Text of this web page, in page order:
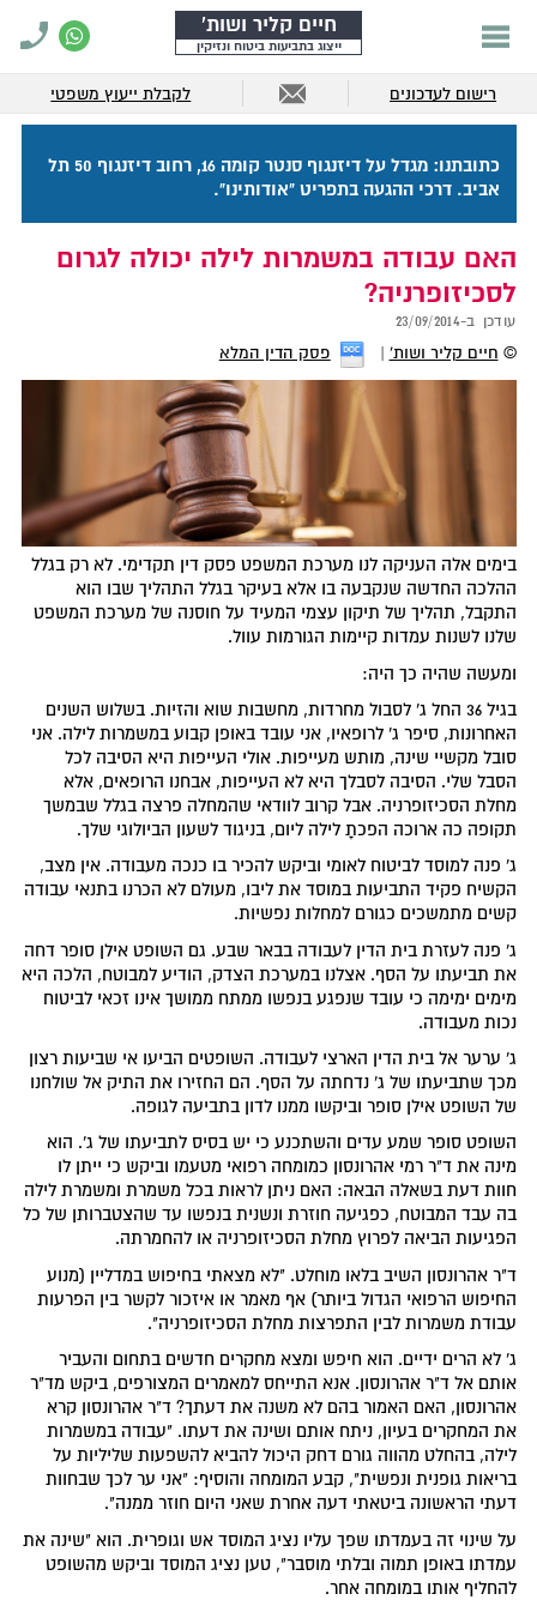
חיים קליר ושות'
ייצוג בתביעות ביטוח ונזיקין
רישום לעדכונים לקבלת ייעוץ משפטי
כתובתנו: מגדל על דיזנגוף סנטר קומה 16, רחוב דיזנגוף 50 תל
אביב. דרכי ההגעה בתפריט "אודותינו".
האם עבודה במשמרות לילה יכולה לגרום
לסכיזופרניה?
עודכן ב-23/09/2014
© חיים קליר ושות' פסק הדין המלא
בימים אלה העניקה לנו מערכת המשפט פסק דין תקדימי. לא רק בגלל
ההלכה החדשה שנקבעה בו אלא בעיקר בגלל התהליך שבו הוא
התקבל, תהליך של תיקון עצמי המעיד על חוסנה של מערכת המשפט
שלנו לשנות עמדות קיימות הגורמות עוול.
ומעשה שהיה כך היה:
בגיל 36 החל ג' לסבול מחרדות, מחשבות שוא והזיות. בשלוש השנים
האחרונות, סיפר ג' לרופאיו, אני עובד באופן קבוע במשמרות לילה. אני
סובל מקשיי שינה, מותש מעייפות. אולי העייפות היא הסיבה לכל
הסבל שלי. הסיבה לסבלך היא לא העייפות, אבחנו הרופאים, אלא
מחלת הסכיזופרניה. אבל קרוב לוודאי שהמחלה פרצה בגלל שבמשך
תקופה כה ארוכה הפכתָ לילה ליום, בניגוד לשעון הביולוגי שלך.
ג' פנה למוסד לביטוח לאומי וביקש להכיר בו כנכה מעבודה. אין מצב,
הקשיח פקיד התביעות במוסד את ליבו, מעולם לא הכרנו בתנאי עבודה
קשים מתמשכים כגורם למחלות נפשיות.
ג' פנה לעזרת בית הדין לעבודה בבאר שבע. גם השופט אילן סופר דחה
את תביעתו על הסף. אצלנו במערכת הצדק, הודיע למבוטח, הלכה היא
מימים ימימה כי עובד שנפגע בנפשו ממתח ממושך אינו זכאי לביטוח
נכות מעבודה.
ג' ערער אל בית הדין הארצי לעבודה. השופטים הביעו אי שביעות רצון
מכך שתביעתו של ג' נדחתה על הסף. הם החזירו את התיק אל שולחנו
של השופט אילן סופר וביקשו ממנו לדון בתביעה לגופה.
השופט סופר שמע עדים והשתכנע כי יש בסיס לתביעתו של ג'. הוא
מינה את ד"ר רמי אהרונסון כמומחה רפואי מטעמו וביקש כי ייתן לו
חוות דעת בשאלה הבאה: האם ניתן לראות בכל משמרת ומשמרת לילה
בה עבד המבוטח, כפגיעה חוזרת ונשנית בנפשו עד שהצטברותן של כל
הפגיעות הביאה לפרוץ מחלת הסכיזופרניה או להחמרתה.
ד"ר אהרונסון השיב בלאו מוחלט. "לא מצאתי בחיפוש במדליין (מנוע
החיפוש הרפואי הגדול ביותר) אף מאמר או איזכור לקשר בין הפרעות
עבודת משמרות לבין התפרצות מחלת הסכיזופרניה".
ג' לא הרים ידיים. הוא חיפש ומצא מחקרים חדשים בתחום והעביר
אותם אל ד"ר אהרונסון. אנא התייחס למאמרים המצורפים, ביקש מד"ר
אהרונסון, האם האמור בהם לא משנה את דעתך? ד"ר אהרונסון קרא
את המחקרים בעיון, ניתח אותם ושינה את דעתו. "עבודה במשמרות
לילה, בהחלט מהווה גורם דחק היכול להביא להשפעות שליליות על
בריאות גופנית ונפשית", קבע המומחה והוסיף: "אני ער לכך שבחוות
דעתי הראשונה ביטאתי דעה אחרת שאני היום חוזר ממנה".
על שינוי זה בעמדתו שפך עליו נציג המוסד אש וגופרית. הוא "שינה את
עמדתו באופן תמוה ובלתי מוסבר", טען נציג המוסד וביקש מהשופט
להחליף אותו במומחה אחר.